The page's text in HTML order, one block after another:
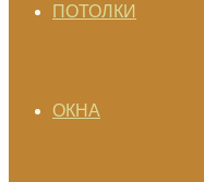
ПОТОЛКИ
ОКНА